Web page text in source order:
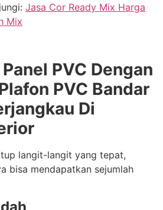
Jasa Cor Ready Mix Harga
Mix
PVC Dengan
PVC Bandar
Di
langit-langit yang tepat,
bisa mendapatkan sejumlah